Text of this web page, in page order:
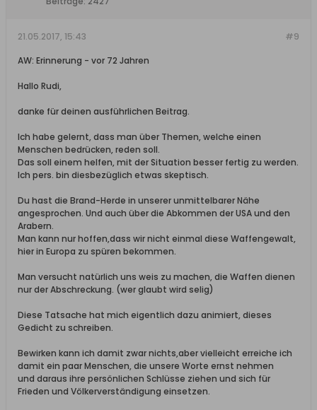
#9
21.05.2017, 15:43
AW: Erinnerung - vor 72 Jahren
Hallo Rudi,
danke für deinen ausführlichen Beitrag.
Ich habe gelernt, dass man über Themen, welche einen
Menschen bedrücken, reden soll.
Das soll einem helfen, mit der Situation besser fertig zu werden.
Ich pers. bin diesbezüglich etwas skeptisch.
Du hast die Brand-Herde in unserer unmittelbarer Nähe
angesprochen. Und auch über die Abkommen der USA und den
Arabern.
Man kann nur hoffen,dass wir nicht einmal diese Waffengewalt,
hier in Europa zu spüren bekommen.
Man versucht natürlich uns weis zu machen, die Waffen dienen
nur der Abschreckung. (wer glaubt wird selig)
Diese Tatsache hat mich eigentlich dazu animiert, dieses
Gedicht zu schreiben.
Bewirken kann ich damit zwar nichts,aber vielleicht erreiche ich
damit ein paar Menschen, die unsere Worte ernst nehmen
und daraus ihre persönlichen Schlüsse ziehen und sich für
Frieden und Völkerverständigung einsetzen.